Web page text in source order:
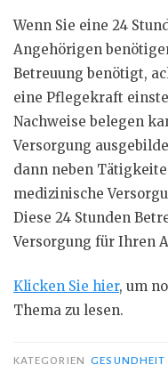
Wenn Sie eine 24
Angehörigen
Betreuung benötigt,
eine Pflegekraft
Nachweise belegen
Versorgung
dann neben
medizinische
Diese 24 Stunden
Versorgung für Ihren
Klicken Sie hier, um
Thema zu lesen.
KATEGORIEN GESUNDHEIT